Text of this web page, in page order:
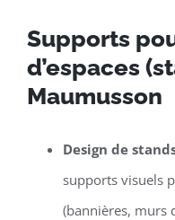
Supports
d’espaces
Maumusson
Design de
supports visuels
(bannières, murs